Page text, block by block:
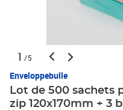
1 /5
Enveloppebulle
Lot de 500 sachets
zip 120x170mm + 3